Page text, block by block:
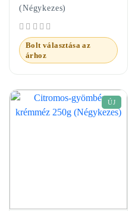
(Négykezes)
Bolt választása az
árhoz
ÚJ